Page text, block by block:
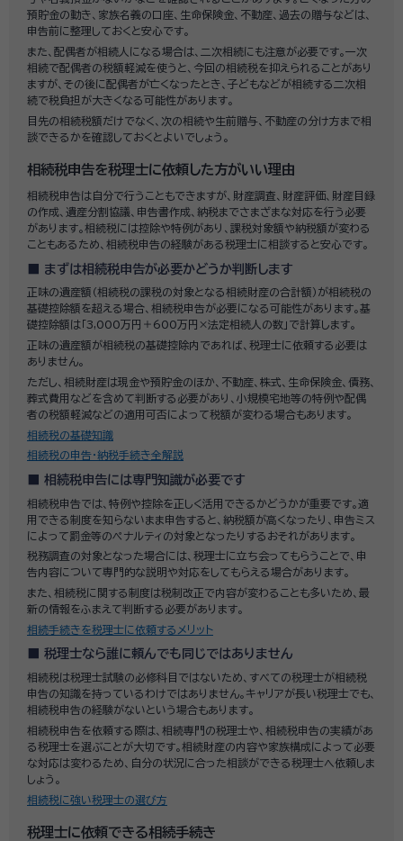
預貯金の動き、家族名義の口座、生命保険金、不動産、過去の贈与などは、
申告前に整理しておくと安心です。
また、配偶者が相続人になる場合は、二次相続にも注意が必要です。一次
相続で配偶者の税額軽減を使うと、今回の相続税を抑えられることがあり
ますが、その後に配偶者が亡くなったとき、子どもなどが相続する二次相
続で税負担が大きくなる可能性があります。
目先の相続税額だけでなく、次の相続や生前贈与、不動産の分け方まで相
談できるかを確認しておくとよいでしょう。
相続税申告を税理士に依頼した方がいい理由
相続税申告は自分で行うこともできますが、財産調査、財産評価、財産目録
の作成、遺産分割協議、申告書作成、納税までさまざまな対応を行う必要
があります。相続税には控除や特例があり、課税対象額や納税額が変わる
こともあるため、相続税申告の経験がある税理士に相談すると安心です。
まずは相続税申告が必要かどうか判断します
正味の遺産額（相続税の課税の対象となる相続財産の合計額）が相続税の
基礎控除額を超える場合、相続税申告が必要になる可能性があります。基
礎控除額は「3,000万円＋600万円×法定相続人の数」で計算します。
正味の遺産額が相続税の基礎控除内であれば、税理士に依頼する必要は
ありません。
ただし、相続財産は現金や預貯金のほか、不動産、株式、生命保険金、債務、
葬式費用などを含めて判断する必要があり、小規模宅地等の特例や配偶
者の税額軽減などの適用可否によって税額が変わる場合もあります。
相続税の基礎知識
相続税の申告・納税手続き全解説
相続税申告には専門知識が必要です
相続税申告では、特例や控除を正しく活用できるかどうかが重要です。適
用できる制度を知らないまま申告すると、納税額が高くなったり、申告ミス
によって罰金等のペナルティの対象となったりするおそれがあります。
税務調査の対象となった場合には、税理士に立ち会ってもらうことで、申
告内容について専門的な説明や対応をしてもらえる場合があります。
また、相続税に関する制度は税制改正で内容が変わることも多いため、最
新の情報をふまえて判断する必要があります。
相続手続きを税理士に依頼するメリット
税理士なら誰に頼んでも同じではありません
相続税は税理士試験の必修科目ではないため、すべての税理士が相続税
申告の知識を持っているわけではありません。キャリアが長い税理士でも、
相続税申告の経験がないという場合もあります。
相続税申告を依頼する際は、相続専門の税理士や、相続税申告の実績があ
る税理士を選ぶことが大切です。相続財産の内容や家族構成によって必要
な対応は変わるため、自分の状況に合った相談ができる税理士へ依頼しま
しょう。
相続税に強い税理士の選び方
税理士に依頼できる相続手続き